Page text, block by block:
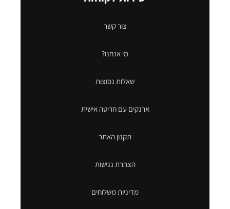
צור קשר
מי אנחנו?
שאלות נפוצות
ארנקים עם חריטה אישית
תקנון האתר
הצהרת נגישות
מדיניות משלוחים